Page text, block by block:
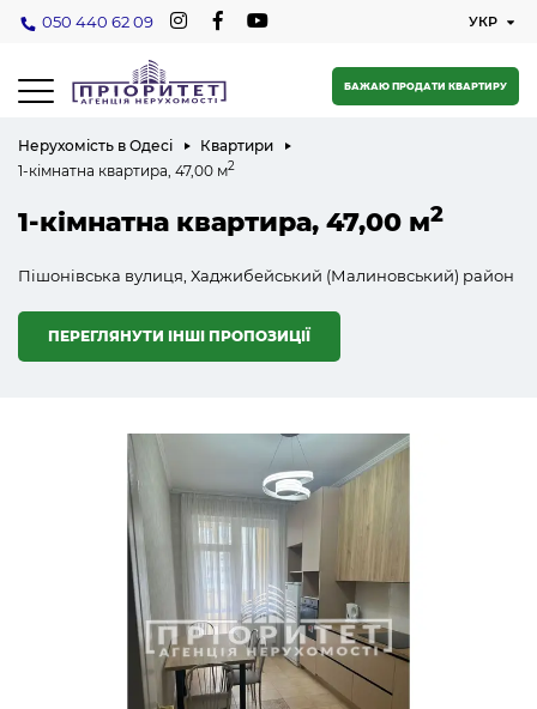
050 440 62 09
БАЖАЮ ПРОДАТИ КВАРТИРУ
Нерухомість в Одесі
Квартири
1-кімнатна квартира, 47,00 м2
1-кімнатна квартира, 47,00 м2
Пішонівська вулиця, Хаджибейський (Малиновський) район
ПЕРЕГЛЯНУТИ ІНШІ ПРОПОЗИЦІЇ